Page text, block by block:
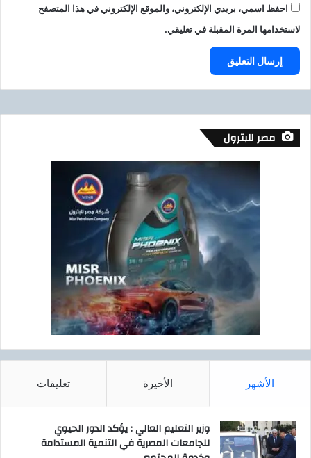
احفظ اسمي، بريدي الإلكتروني، والموقع الإلكتروني في هذا المتصفح
لاستخدامها المرة المقبلة في تعليقي.
مصر للبترول
الأشهر الأخيرة تعليقات
وزير التعليم العالي : يؤكد الدور الحيوي
للجامعات المصرية في التنمية المستدامة